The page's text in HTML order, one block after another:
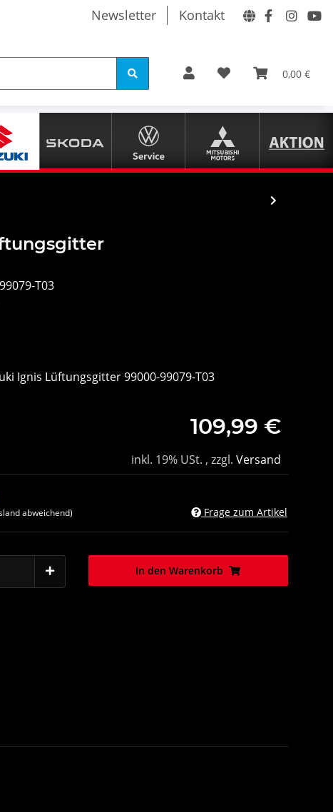
Newsletter Kontakt
0,00 €
T03
Ignis Lüftungsgitter 99000-99079-T03
109,99 €
inkl. 19% USt. , zzgl. Versand
abweichend) Frage zum Artikel
In den Warenkorb